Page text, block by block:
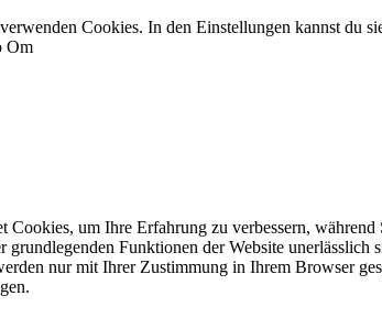
Cookies. In den Einstellungen kannst du
Om
Cookies, um Ihre Erfahrung zu verbessern,
grundlegenden Funktionen der Website
nur mit Ihrer Zustimmung in Ihrem Browser